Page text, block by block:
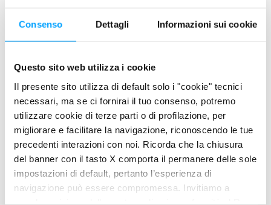
Consenso Dettagli Informazioni sui cookie
Questo sito web utilizza i cookie
Il presente sito utilizza di default solo i "cookie" tecnici
necessari, ma se ci fornirai il tuo consenso, potremo
utilizzare cookie di terze parti o di profilazione, per
migliorare e facilitare la navigazione, riconoscendo le tue
precedenti interazioni con noi. Ricorda che la chiusura
del banner con il tasto X comporta il permanere delle sole
impostazioni di default, pertanto l’esperienza di
navigazione può essere compromessa. Invitiamo a
SCHEDA TECNICA SCHEDA DI SICUREZZA
DESCRIZIONE
Oli idraulici ad alto indice di viscosità dalle elevatissime
prestazioni, adatti per l’impiego nei sistemi idraulici fortemente
sollecitati e sottoposti ad elevate escursioni di temperatura.
PLUS DI PRODOTTO
Contiene l’esclusiva FORMULA anti-attrito BARDAHL
POLAR PLUS, che protegge le superfici metalliche contro